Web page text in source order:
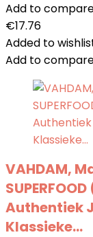
Add to
€17.76
Added to
Add to
VAHDAM,
Authentiek
Klassieke…